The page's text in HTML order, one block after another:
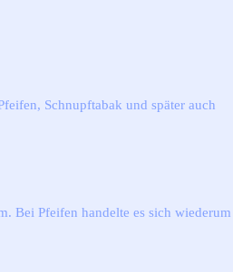
Schnupftabak und später auch
Bei Pfeifen handelte es sich wiederum